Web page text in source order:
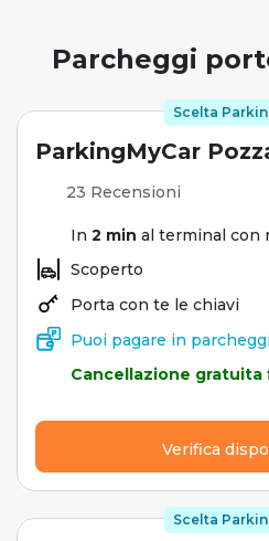
Parcheggi
Scelta
ParkingMyCar
23 Recensioni
In 2 min al terminal con
Scoperto
Porta con te le chiavi
Puoi pagare in
Cancellazione gratuita
Verifica
Scelta